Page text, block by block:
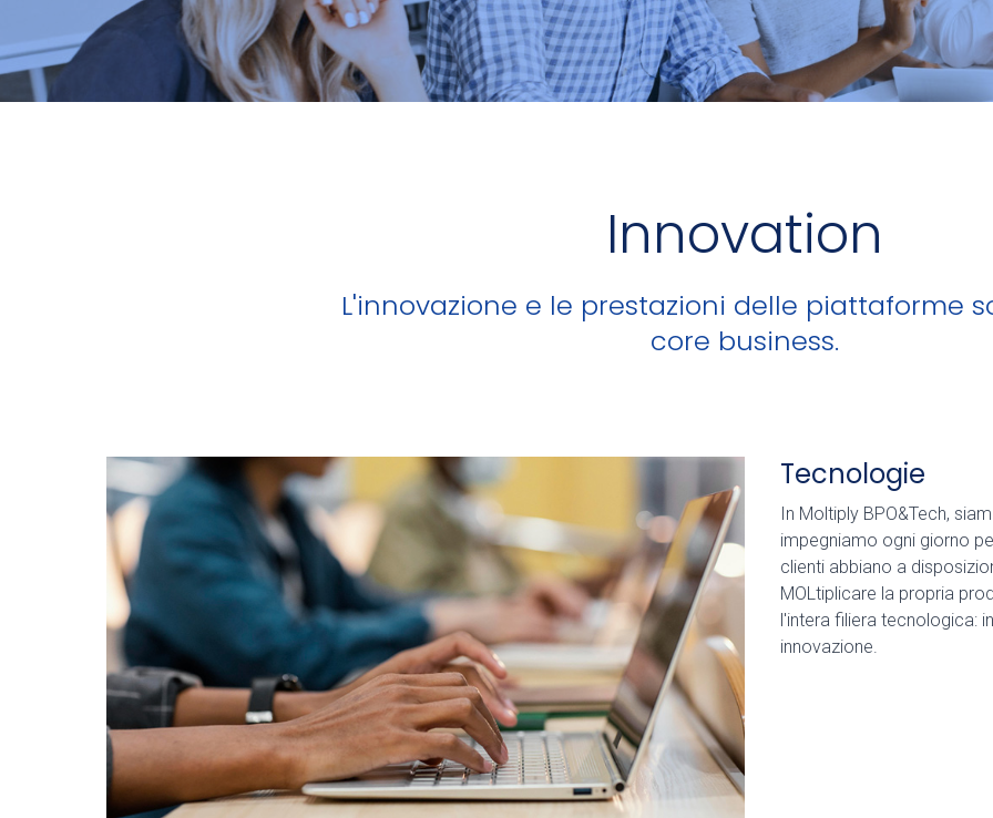
Innovation
L'innovazione e le prestazioni delle piattaforme
core business.
Tecnologie
In Moltiply BPO&Tech,
impegniamo ogni giorno
clienti abbiano a
MOLtiplicare la propria
l'intera filiera tecnologica:
innovazione.